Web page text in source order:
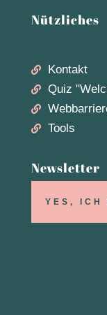
Nützliches
 Kontakt
 Quiz

 Tools
Newsletter
YES, ICH